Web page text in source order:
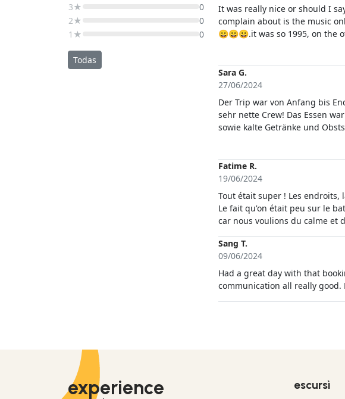
3★
0
2★
0
1★
0
Todas
It was really nice or should I
complain about is the music
😀😀😀.it was so 1995, on the
guess it’s totally normal. The
Sara G.
27/06/2024
Der Trip war von Anfang bis
sehr nette Crew! Das Essen
sowie kalte Getränke und
Bord waren, hatte jeder
diesen Trip machen! Danke
Fatime R.
19/06/2024
Tout était super ! Les
Le fait qu'on était peu sur le
car nous voulions du calme et
Sang T.
09/06/2024
Had a great day with that
communication all really
experience
escursì